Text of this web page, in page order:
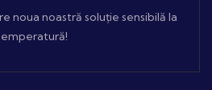
noua noastră soluție sensibilă la